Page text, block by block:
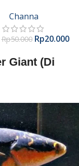
Channa
Rp50.000 Rp20.000
Giant (Di